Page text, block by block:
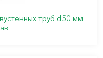
труб d50 мм